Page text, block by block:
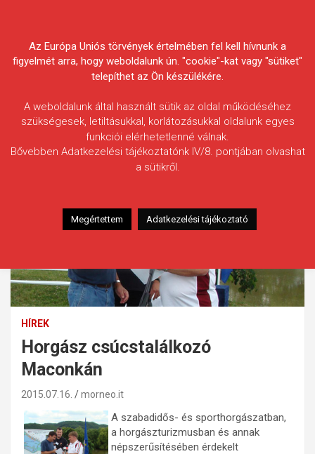
Egyesületek Szövetsége
HÍREK
Horgász csúcstalálkozó
Maconkán
2015.07.16. morneo.it
A szabadidős- és sporthorgászatban,
a horgászturizmusban és annak
népszerűsítésében érdekelt
Az Európa Uniós törvények értelmében fel kell hívnunk a
figyelmét arra, hogy weboldalunk ún. "cookie"-kat vagy "sütiket"
telepíthet az Ön készülékére.
A weboldalunk által használt sütik az oldal működéséhez
szükségesek, letiltásukkal, korlátozásukkal oldalunk egyes
funkciói elérhetetlenné válnak.
Bővebben Adatkezelési tájékoztatónk IV/8. pontjában olvashat
a sütikről.
Megértettem Adatkezelési tájékoztató